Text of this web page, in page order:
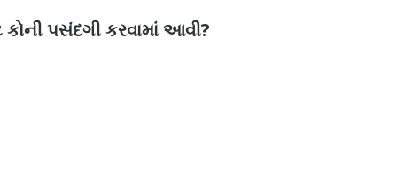
કોની પસંદગી કરવામાં આવી?